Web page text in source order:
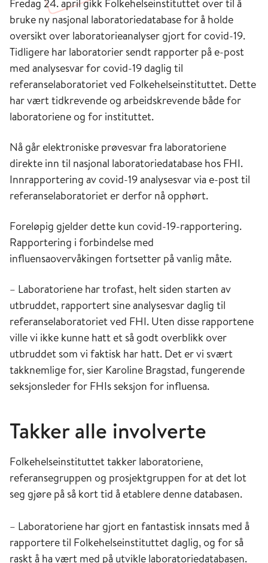
Fredag 24. april gikk Folkehelseinstituttet over til å
bruke ny nasjonal laboratoriedatabase for å holde
oversikt over laboratorieanalyser gjort for covid-19.
Tidligere har laboratorier sendt rapporter på e-post
med analysesvar for covid-19 daglig til
referanselaboratoriet ved Folkehelseinstituttet. Dette
har vært tidkrevende og arbeidskrevende både for
laboratoriene og for instituttet.
Nå går elektroniske prøvesvar fra laboratoriene
direkte inn til nasjonal laboratoriedatabase hos FHI.
Innrapportering av covid-19 analysesvar via e-post til
referanselaboratoriet er derfor nå opphørt.
Foreløpig gjelder dette kun covid-19-rapportering.
Rapportering i forbindelse med
influensaovervåkingen fortsetter på vanlig måte.
– Laboratoriene har trofast, helt siden starten av
utbruddet, rapportert sine analysesvar daglig til
referanselaboratoriet ved FHI. Uten disse rapportene
ville vi ikke kunne hatt et så godt overblikk over
utbruddet som vi faktisk har hatt. Det er vi svært
takknemlige for, sier Karoline Bragstad, fungerende
seksjonsleder for FHIs seksjon for influensa.
Takker alle involverte
Folkehelseinstituttet takker laboratoriene,
referansegruppen og prosjektgruppen for at det lot
seg gjøre på så kort tid å etablere denne databasen.
– Laboratoriene har gjort en fantastisk innsats med å
rapportere til Folkehelseinstituttet daglig, og for så
raskt å ha vært med på utvikle laboratoriedatabasen.